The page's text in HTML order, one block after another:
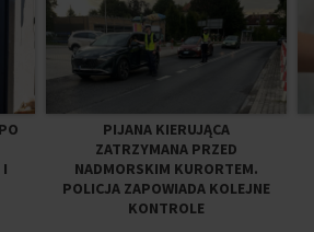
PIJANA KIERUJĄCA
ZATRZYMANA PRZED
NADMORSKIM KURORTEM.
POLICJA ZAPOWIADA KOLEJNE
KONTROLE